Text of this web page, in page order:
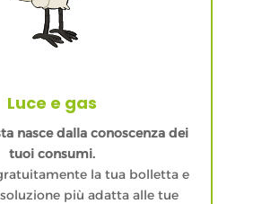
Luce e gas
nasce dalla conoscenza dei
tuoi consumi.
la tua bolletta e
più adatta alle tue